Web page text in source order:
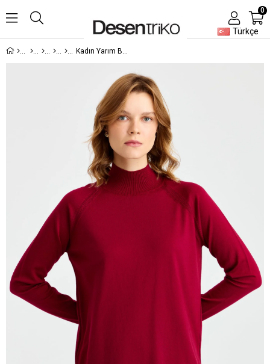
Türkçe
0
Kadın Yarım Balıkçı Yaka Kolları Yırtmaçlı Kazak Vişne